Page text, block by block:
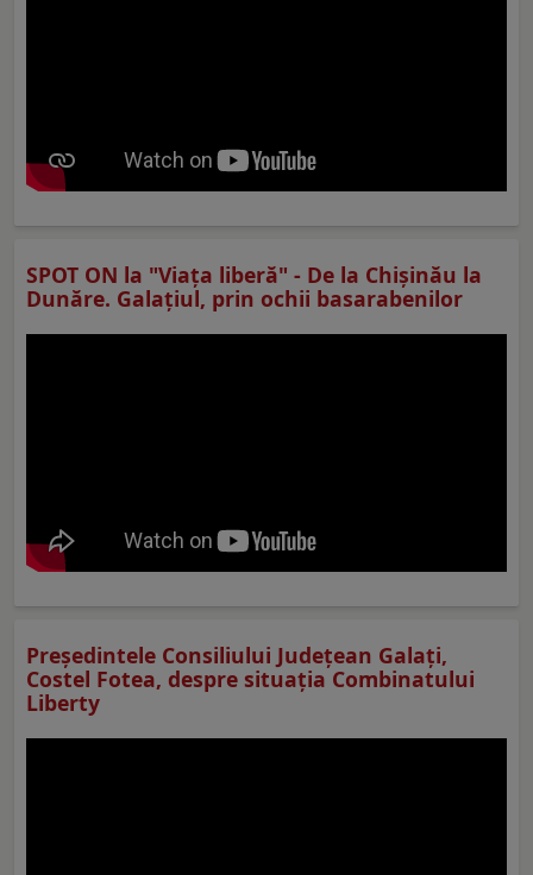
SPOT ON la "Viaţa liberă" - De la Chișinău la
Dunăre. Galațiul, prin ochii basarabenilor
Preşedintele Consiliului Judeţean Galaţi,
Costel Fotea, despre situaţia Combinatului
Liberty